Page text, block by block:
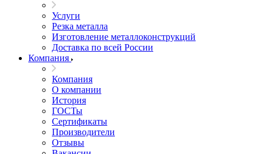
Услуги
Резка металла
Изготовление металлоконструкций
Доставка по всей России
Компания
Компания
О компании
История
ГОСТы
Сертификаты
Производители
Отзывы